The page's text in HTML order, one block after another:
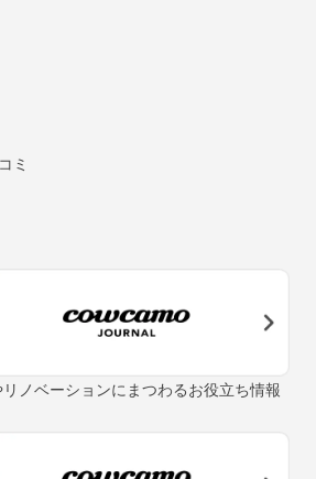
ミ
ノベーションにまつわるお役立ち情報